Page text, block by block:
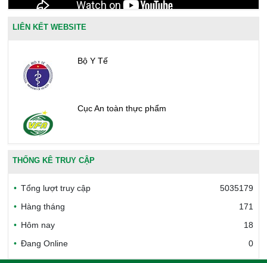
LIÊN KẾT WEBSITE
Bộ Y Tế
Cục An toàn thực phẩm
Văn phòng công nhận chất lượng
THỐNG KÊ TRUY CẬP
Tổng lượt truy cập
5035179
Hàng tháng
171
Hôm nay
18
Đang Online
0